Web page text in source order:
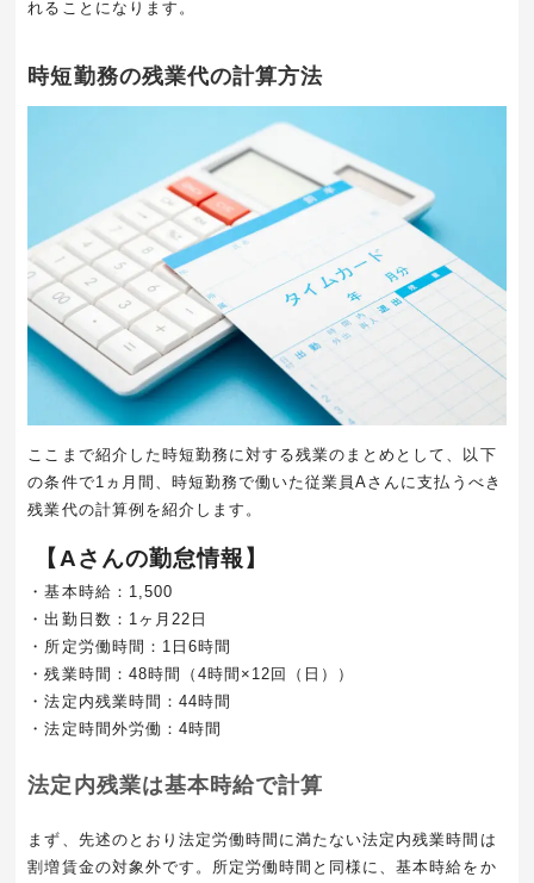
れることになります。
時短勤務の残業代の計算方法
ここまで紹介した時短勤務に対する残業のまとめとして、以下
の条件で1 ヵ月間、時短勤務で働いた従業員Aさんに支払うべき
残業代の計算例を紹介します。
【Aさんの勤怠情報】
・基本時給： 1,500
・出勤日数： 1 ヶ月 22 日
・所定労働時間： 1 日 6時間
・残業時間： 48時間（ 4時間× 12回（日））
・法定内残業時間： 44時間
・法定時間外労働： 4時間
法定内残業は基本時給で計算
まず、先述のとおり法定労働時間に満たない法定内残業時間は
割増賃金の対象外です。所定労働時間と同様に、基本時給をか